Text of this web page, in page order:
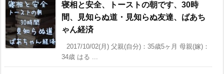
寝相と安全、トーストの朝です、30時
間、見知らぬ道・見知らぬ友達、ばあち
ゃん経済
2017/10/02(月) 父親(自分)：35歳5ヶ月 母親(嫁)：
34歳 はる ...